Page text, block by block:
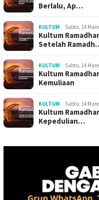
Berlalu, Ap…
KULTUM Sabtu, 14
Kultum
Setelah
KULTUM Sabtu, 14
Kultum
Kemuliaan
KULTUM Sabtu, 14
Kultum
Kepedulian…